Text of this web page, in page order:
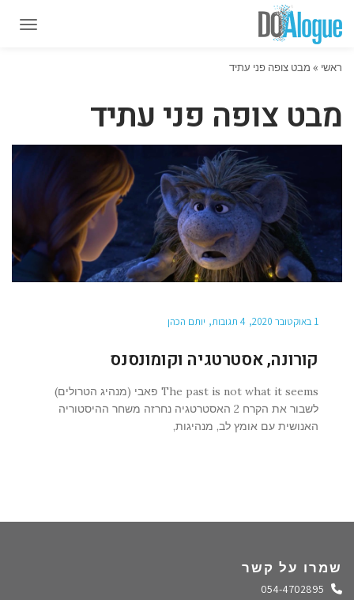
ראשי » מבט צופה פני עתיד
מבט צופה פני עתיד
1 באוקטובר 2020 4 תגובות יותם הכהן
קורונה, אסטרטגיה וקומונסנס
The past is not what it seems פאבי (מנהיג הטרולים)
לשבור את הקרח 2 האסטרטגיה נחרזה משחר ההיסטוריה
האנושית עם אומץ לב, מנהיגות,
שמרו על קשר
התקשרו אלינו